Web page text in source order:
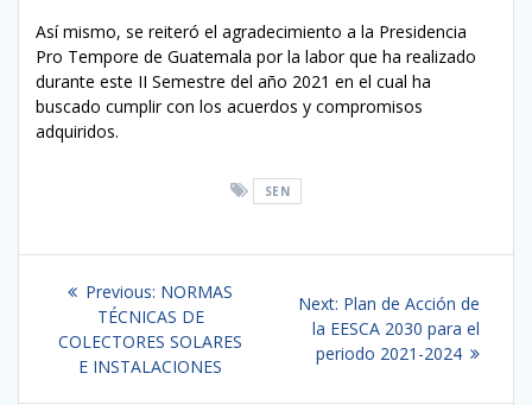
Así mismo, se reiteró el agradecimiento a la Presidencia
Pro Tempore de Guatemala por la labor que ha realizado
durante este II Semestre del año 2021 en el cual ha
buscado cumplir con los acuerdos y compromisos
adquiridos.
SEN
Navegación
entradas
Previous: Previous
post:
NORMAS
TÉCNICAS DE
COLECTORES SOLARES
E INSTALACIONES
Next: Next
post:
Plan de Acción de
la EESCA 2030 para el
periodo 2021-2024